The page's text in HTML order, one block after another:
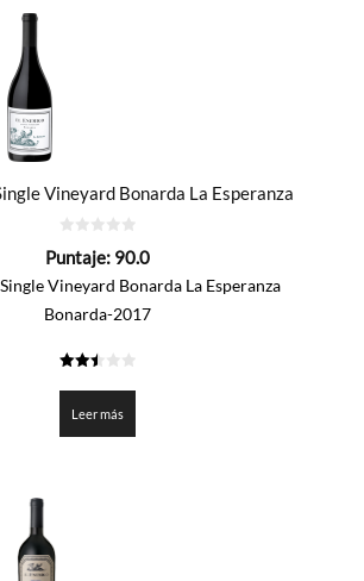
Vineyard Bonarda La Esperanza
de
Puntaje: 90.0
Vineyard Bonarda La Esperanza
Bonarda-2017
de 5
Leer más